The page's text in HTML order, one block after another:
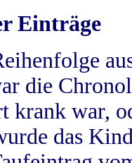
Einträge
die
krank war,
das